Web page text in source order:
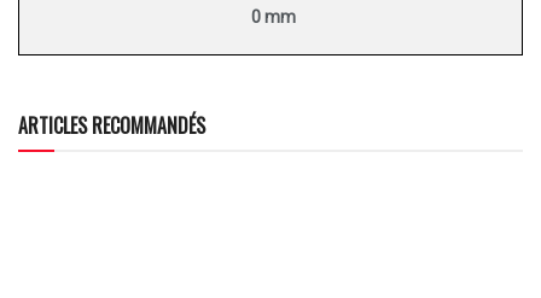
0 mm
ARTICLES RECOMMANDÉS